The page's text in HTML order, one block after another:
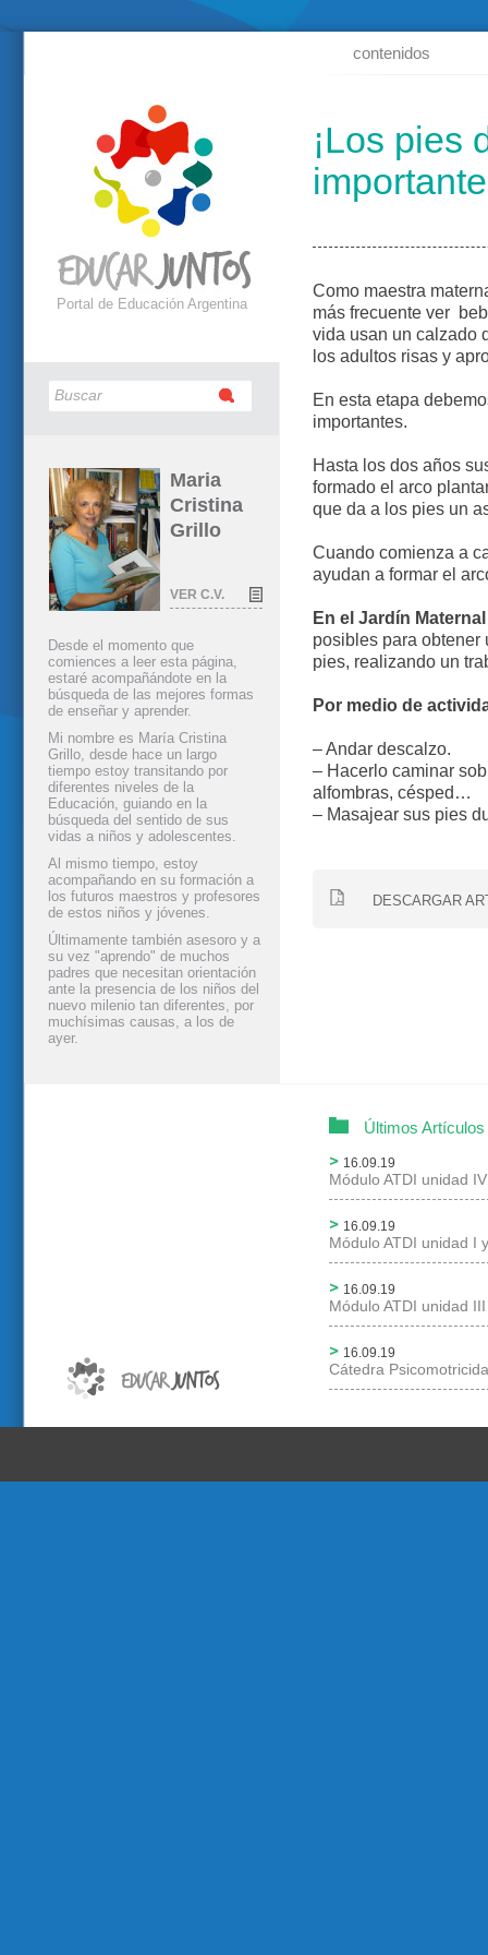
contenidos
¡Los pies
Como maestra
más frecuente ver
vida usan un calzado
los adultos risas y
En esta etapa
importantes.
Hasta los dos años
formado el arco
que da a los pies un
Cuando comienza a
ayudan a formar el
En el Jardín Maternal
posibles para obtener
pies, realizando un
Por medio de
– Andar descalzo.
– Hacerlo caminar
alfombras, césped…
– Masajear sus pies
DESCARGAR
Portal de Educación Argentina
Maria
Cristina
Grillo
VER C.V.
Desde el momento que
comiences a leer esta página,
estaré acompañándote en la
búsqueda de las mejores formas
de enseñar y aprender.
Mi nombre es María Cristina
Grillo, desde hace un largo
tiempo estoy transitando por
diferentes niveles de la
Educación, guiando en la
búsqueda del sentido de sus
vidas a niños y adolescentes.
Al mismo tiempo, estoy
acompañando en su formación a
los futuros maestros y profesores
de estos niños y jóvenes.
Últimamente también asesoro y a
su vez "aprendo" de muchos
padres que necesitan orientación
ante la presencia de los niños del
nuevo milenio tan diferentes, por
muchísimas causas, a los de
ayer.
Últimos Artículos
16.09.19
Módulo ATDI unidad IV
16.09.19
Módulo ATDI unidad I
16.09.19
Módulo ATDI unidad III
16.09.19
Cátedra